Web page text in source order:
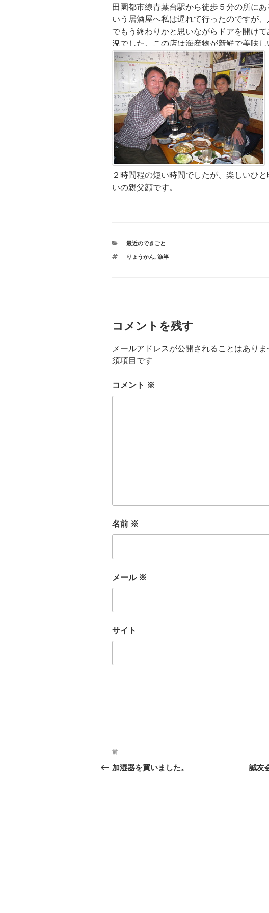
田園都市線青葉台駅から徒歩５分の所に
いう居酒屋へ私は遅れて行ったのですが
でもう終わりかと思いながらドアを開け
況でした。この店は海産物が新鮮で美味し
２時間程の短い時間でしたが、楽しいひ
いの親父顔です。
カ
ゴ
最近のできごと
タ
りょうかん, 漁竿
コメントを残す
メールアドレスが公開されることはありま
須項目です
コメント ※
名前 ※
メール ※
サイト
投
稿
過
去
前
加湿器を買いました。 誠友